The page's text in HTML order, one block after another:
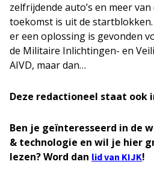
zelfrijdende auto’s en meer
toekomst is uit de
er een oplossing is gevonden
de Militaire Inlichtingen- en
AIVD, maar dan…
Deze redactioneel staat ook
Ben je geïnteresseerd in de
& technologie en wil je hier
lezen? Word dan lid van KIJK!